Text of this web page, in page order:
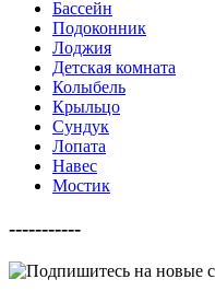
Бассейн
Подоконник
Лоджия
Детская комната
Колыбель
Крыльцо
Сундук
Лопата
Навес
Мостик
-----------